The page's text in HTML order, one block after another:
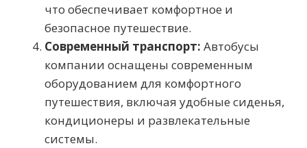
что обеспечивает комфортное и
безопасное путешествие.
Современный транспорт: Автобусы
компании оснащены современным
оборудованием для комфортного
путешествия, включая удобные сиденья,
кондиционеры и развлекательные
системы.